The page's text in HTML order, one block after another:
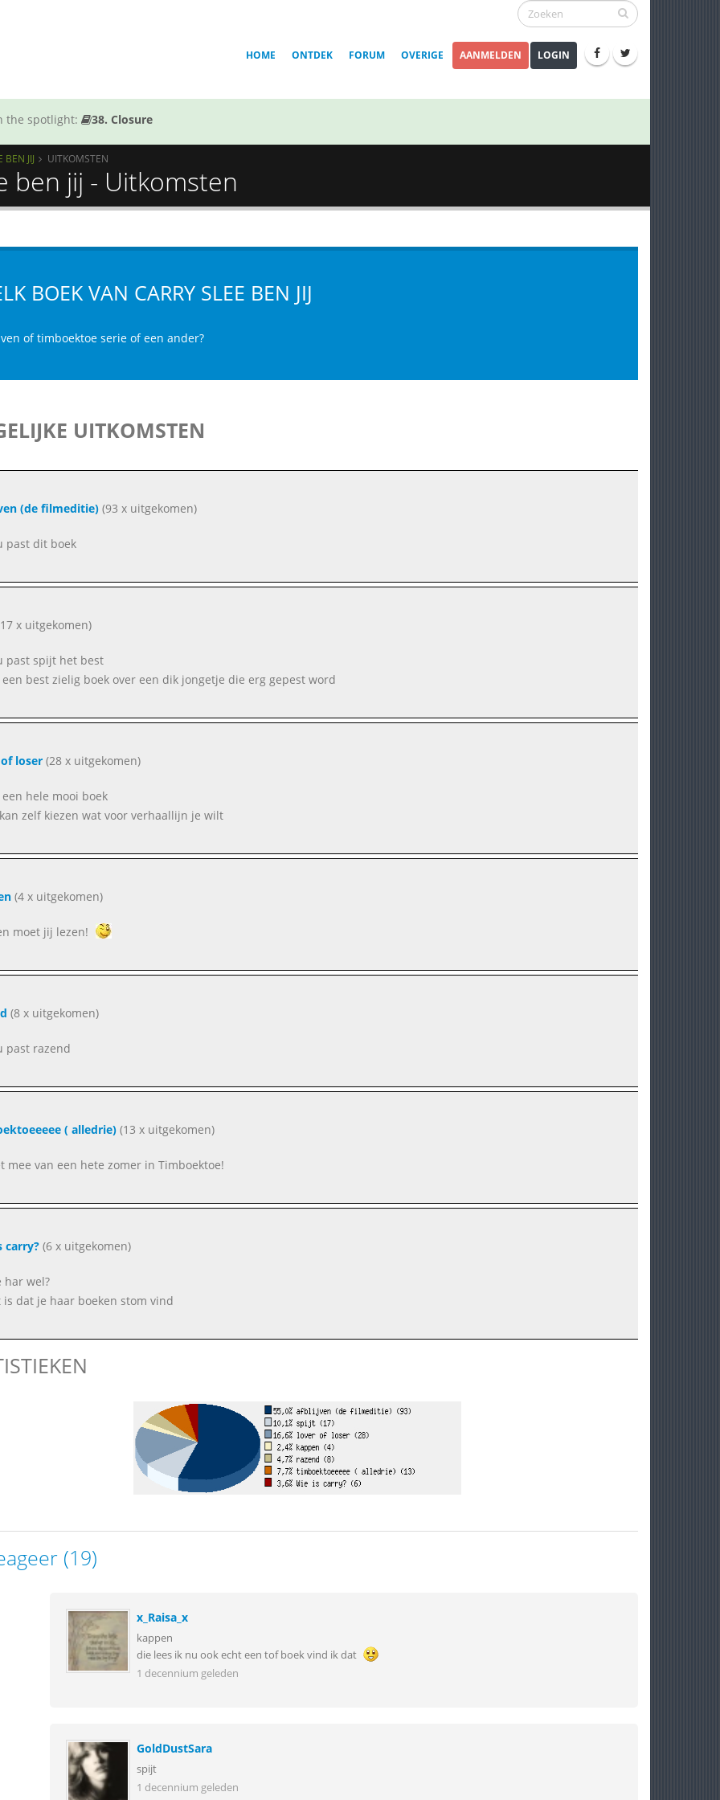
HOME ONTDEK FORUM OVERIGE AANMELDEN LOGIN
the spotlight: 38. Closure
BEN JIJ UITKOMSTEN
ben jij - Uitkomsten
BOEK VAN CARRY SLEE BEN JIJ
of timboektoe serie of een ander?
UITKOMSTEN
(de filmeditie)(93 x uitgekomen)
past dit boek
x uitgekomen)
past spijt het best
best zielig boek over een dik jongetje die erg gepest word
loser(28 x uitgekomen)
hele mooi boek
zelf kiezen wat voor verhaallijn je wilt
(4 x uitgekomen)
moet jij lezen!
(8 x uitgekomen)
past razend
( alledrie)(13 x uitgekomen)
mee van een hete zomer in Timboektoe!
carry?(6 x uitgekomen)
har wel?
is dat je haar boeken stom vind
(19)
x_Raisa_x
kappen
die lees ik nu ook echt een tof boek vind ik dat
1 decennium geleden
GoldDustSara
spijt
1 decennium geleden